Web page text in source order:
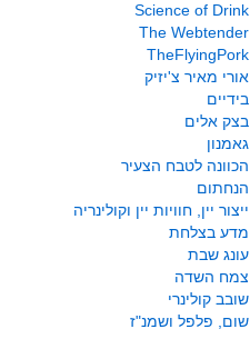
Science of Drink
The Webtender
TheFlyingPork
אורי מאיר צ'יזיק
בידיים
בצק אלים
גאמנון
הכוונה לטבח הצעיר
הנחתום
ייצור יין, חוויות יין וקולינריה
מדע בצלחת
עונג שבת
צמח השדה
שובב קולינרי
שום, פלפל ושמנ"ז